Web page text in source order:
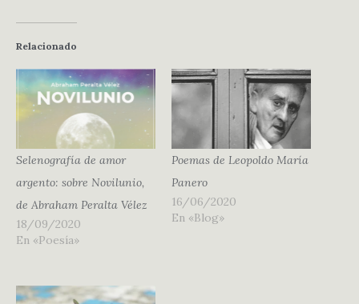
Relacionado
Selenografía de amor
argento: sobre Novilunio,
de Abraham Peralta Vélez
18/09/2020
En «Poesía»
Poemas de Leopoldo María
Panero
16/06/2020
En «Blog»